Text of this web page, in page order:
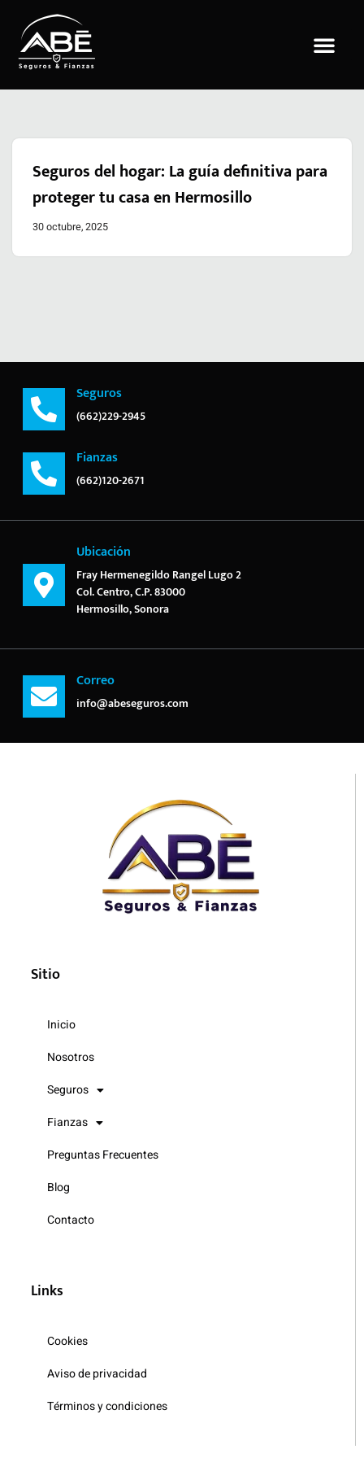
Saltar
al
Seguros del hogar: La guía definitiva para
proteger tu casa en Hermosillo
30 octubre, 2025
Seguros
(662)229-2945
Fianzas
(662)120-2671
Ubicación
Fray Hermenegildo Rangel Lugo 2
Col. Centro, C.P. 83000
Hermosillo, Sonora
Correo
info@abeseguros.com
Sitio
Inicio
Nosotros
Seguros
Fianzas
Preguntas Frecuentes
Blog
Contacto
Links
Cookies
Aviso de privacidad
Términos y condiciones